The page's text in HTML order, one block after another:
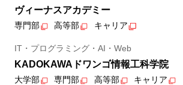
ヴィーナスアカデミー
専門部 高等部 キャリア
IT・プログラミング・AI・Web
KADOKAWAドワンゴ情報工科学院
大学部 専門部 高等部 キャリア